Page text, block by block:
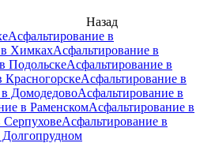
Назад
Асфальтирование в
в ХимкахАсфальтирование в
ПодольскеАсфальтирование в
КрасногорскеАсфальтирование в
ДомодедовоАсфальтирование в
в РаменскомАсфальтирование в
СерпуховеАсфальтирование в
Долгопрудном